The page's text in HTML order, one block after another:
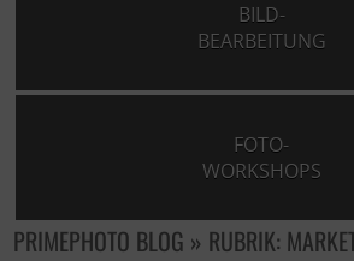
BILD-
BEARBEITUNG
FOTO-
WORKSHOPS
PRIMEPHOTO BLOG » RUBRIK: